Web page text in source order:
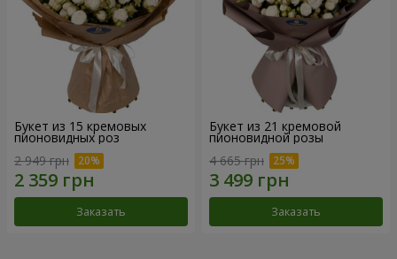
Букет из 15 кремовых
пионовидных роз
2 949 грн
Заказать
Букет из 21 кремовой
пионовидной розы
4 665 грн
Заказать